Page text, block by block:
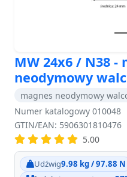
MW 24x6 / N38 -
neodymowy
magnes neodymowy
Numer katalogowy 010048
GTIN/EAN: 5906301810476
5.00
Udźwig9.98 kg / 97.88 N